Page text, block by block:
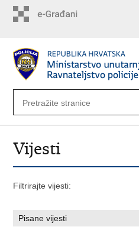
Vijesti
Filtrirajte vijesti: